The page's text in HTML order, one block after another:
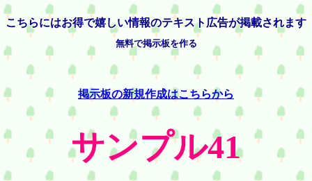
こちらにはお得で嬉しい情報のテキスト広告が掲載されます
無料で掲示板を作る
掲示板の新規作成はこちらから
サンプル41